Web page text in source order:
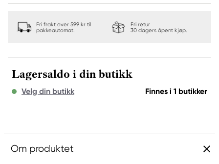
Fri frakt over 599 kr til
pakkeautomat.
Fri retur
30 dagers åpent kjøp.
Lagersaldo i din butikk
Velg din butikk Finnes i 1 butikker
Om produktet